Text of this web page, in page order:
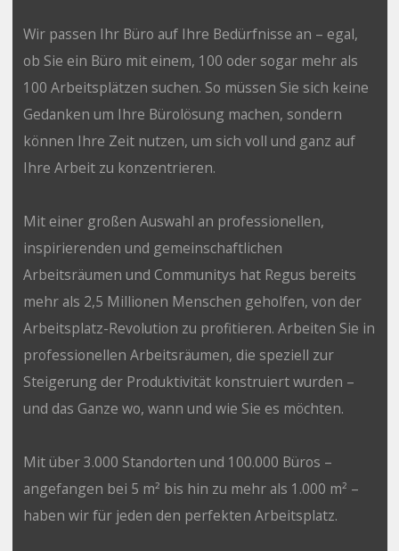
Wir passen Ihr Büro auf Ihre Bedürfnisse an – egal,
ob Sie ein Büro mit einem, 100 oder sogar mehr als
100 Arbeitsplätzen suchen. So müssen Sie sich keine
Gedanken um Ihre Bürolösung machen, sondern
können Ihre Zeit nutzen, um sich voll und ganz auf
Ihre Arbeit zu konzentrieren.
Mit einer großen Auswahl an professionellen,
inspirierenden und gemeinschaftlichen
Arbeitsräumen und Communitys hat Regus bereits
mehr als 2,5 Millionen Menschen geholfen, von der
Arbeitsplatz-Revolution zu profitieren. Arbeiten Sie in
professionellen Arbeitsräumen, die speziell zur
Steigerung der Produktivität konstruiert wurden –
und das Ganze wo, wann und wie Sie es möchten.
Mit über 3.000 Standorten und 100.000 Büros –
angefangen bei 5 m² bis hin zu mehr als 1.000 m² –
haben wir für jeden den perfekten Arbeitsplatz.